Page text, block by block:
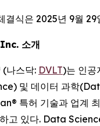
결식은 2025년 9월
소개
스닥: DVLT)는 인공
및 데이터 과학
특허 기술과 업계
고 있다. Data